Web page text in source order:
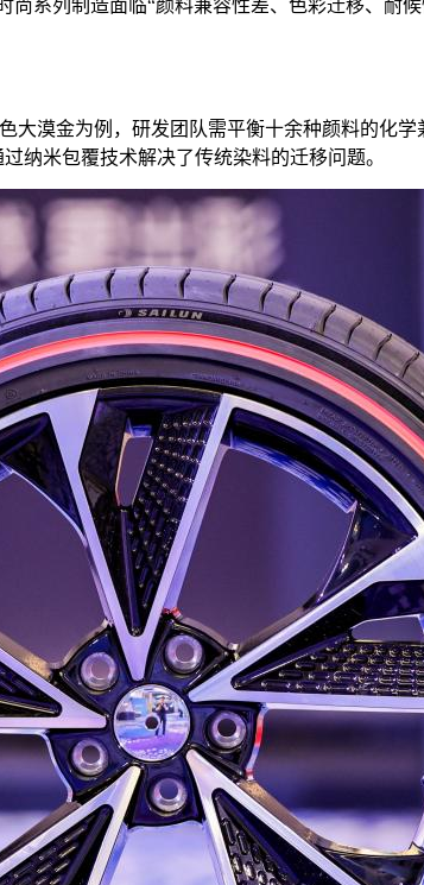
系列制造面临“颜料兼容性差、色彩迁移、耐
大漠金为例，研发团队需平衡十余种颜料的化
纳米包覆技术解决了传统染料的迁移问题。